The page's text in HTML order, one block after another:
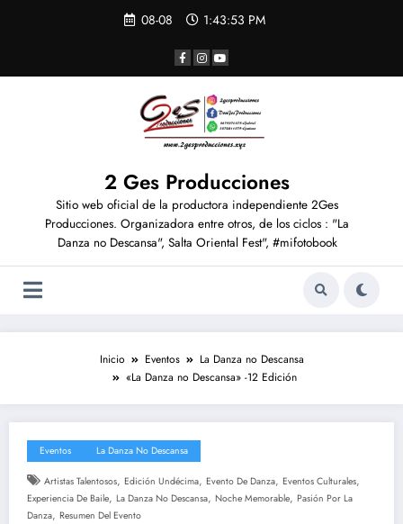
08-08 1:43:55 PM
2 Ges Producciones
Sitio web oficial de la productora independiente 2Ges
Producciones. Organizadora entre otros, de los ciclos : "La
Danza no Descansa", Salta Oriental Fest", #mifotobook
Inicio Eventos
La Danza no Descansa
«La Danza no Descansa» -12 Edición
Eventos La Danza No Descansa
Artistas Talentosos, Edición Undécima, Evento De Danza, Eventos Culturales,
Experiencia De Baile, La Danza No Descansa, Noche Memorable, Pasión Por La
Danza, Resumen Del Evento